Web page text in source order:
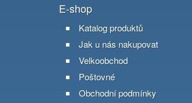
E-shop
Katalog produktů
Jak u nás nakupovat
Velkoobchod
Poštovné
Obchodní podmínky